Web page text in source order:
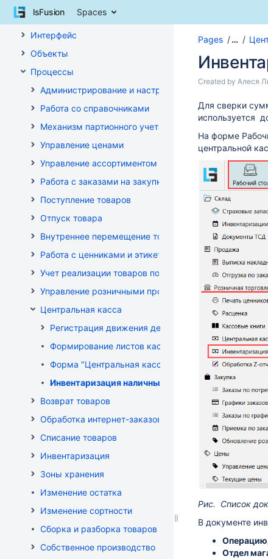
Skip
breadcrumbs
lsFusion Spaces
Документация
Интерфейс
Объекты
Процессы
Администрирование и настройка
Работа со справочниками
Механизм партионного учета
Управление ценами
Управление ассортиментом магазинов
Работа с заказами на закупку
Поступление товаров
Отпуск товара
Внутреннее перемещение товаров
Работа с ценниками и этикетками
Учет реализации товаров по кассе
Управление розничными продажами
Центральная касса
Регистрация движения денег в центральной кассе
Формирование листов кассовой книги
Форма "Центральная касса"
Инвентаризация наличных в Центральной кассе
Возврат товаров
Обработка интернет-заказов
Списание товаров
Инвентаризация
Зоны хранения
Изменение остатка
Изменение сортности
Сборка и разборка товаров
Собственное производство
Pages …
Skip
end
of
metadata
Created by Алеся
Go
to
of
metadata
Для сверки
используется
На форме
центральной
Рис. Список
В документе
Операцию
Отдел